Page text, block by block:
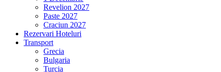
Revelion 2027
Paste 2027
Craciun 2027
Rezervari Hoteluri
Transport
Grecia
Bulgaria
Turcia